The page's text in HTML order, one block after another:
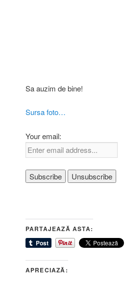
Sa auzim de bine!
Sursa foto…
Your email:
PARTAJEAZĂ ASTA:
APRECIAZĂ: